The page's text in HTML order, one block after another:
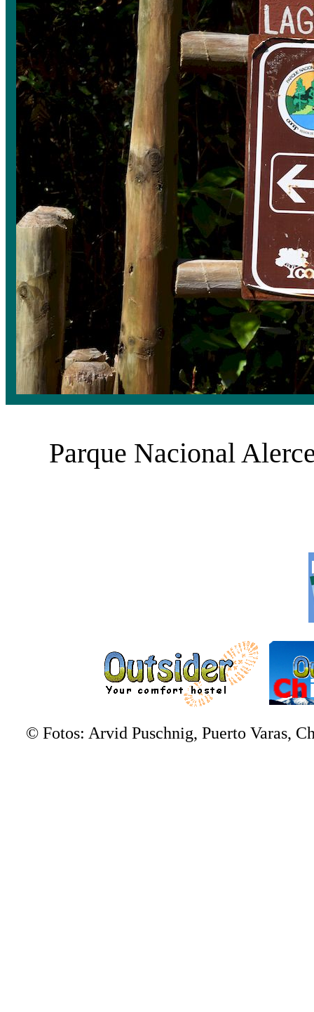
Parque Nacional
© Fotos: Arvid Puschnig, Puerto Varas,